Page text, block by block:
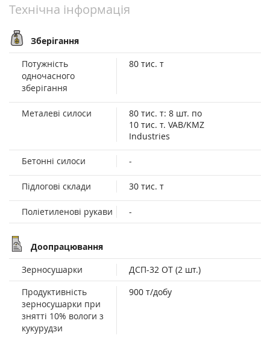
Технічна інформація
Зберігання
Потужність
одночасного
зберігання
80 тис. т
Металеві силоси
80 тис. т: 8 шт. по
10 тис. т. VAB/KMZ
Industries
Бетонні силоси -
Підлогові склади 30 тис. т
Поліетиленові рукави -
Доопрацювання
Зерносушарки
ДСП-32 ОТ (2 шт.)
Продуктивність
зерносушарки при
знятті 10% вологи з
кукурудзи
900 т/добу